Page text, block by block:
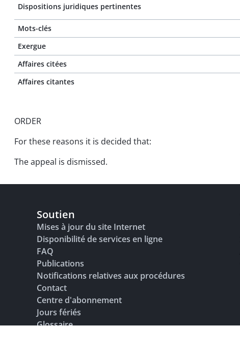
Dispositions juridiques pertinentes
Mots-clés
Exergue
Affaires citées
Affaires citantes
ORDER
For these reasons it is decided that:
The appeal is dismissed.
Soutien
Mises à jour du site Internet
Disponibilité de services en ligne
FAQ
Publications
Notifications relatives aux procédures
Contact
Centre d'abonnement
Jours fériés
Glossaire